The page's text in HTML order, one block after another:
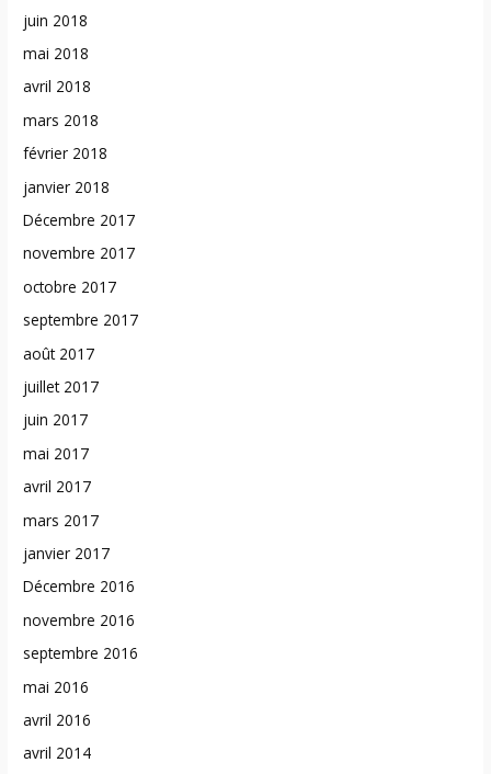
juin 2018
mai 2018
avril 2018
mars 2018
février 2018
janvier 2018
Décembre 2017
novembre 2017
octobre 2017
septembre 2017
août 2017
juillet 2017
juin 2017
mai 2017
avril 2017
mars 2017
janvier 2017
Décembre 2016
novembre 2016
septembre 2016
mai 2016
avril 2016
avril 2014